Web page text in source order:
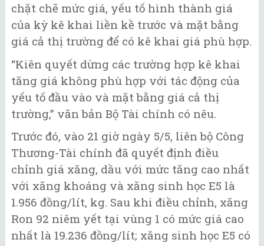
chặt chẽ mức giá, yếu tố hình thành giá
của kỳ kê khai liền kề trước và mặt bằng
giá cả thị trường để có kê khai giá phù hợp.
“Kiên quyết dừng các trường hợp kê khai
tăng giá không phù hợp với tác động của
yếu tố đầu vào và mặt bằng giá cả thị
trường,” văn bản Bộ Tài chính có nêu.
Trước đó, vào 21 giờ ngày 5/5, liên bộ Công
Thương-Tài chính đã quyết định điều
chỉnh giá xăng, dầu với mức tăng cao nhất
với xăng khoáng và xăng sinh học E5 là
1.956 đồng/lít, kg. Sau khi điều chỉnh, xăng
Ron 92 niêm yết tại vùng 1 có mức giá cao
nhất là 19.236 đồng/lít; xăng sinh học E5 có